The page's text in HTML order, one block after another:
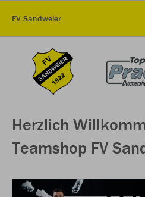
FV Sandweier
Herzlich
Teamshop FV